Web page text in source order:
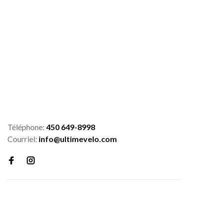
Téléphone: 450 649-8998
Courriel: info@ultimevelo.com